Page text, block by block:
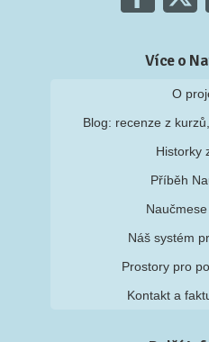
Více o
O
Blog: recenze z
Historky
Příběh
Náš systém
Prostory pro
Kontakt a